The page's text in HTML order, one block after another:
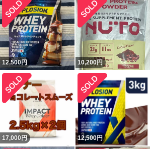
12,500円 10,200円
17,000円 12,500円